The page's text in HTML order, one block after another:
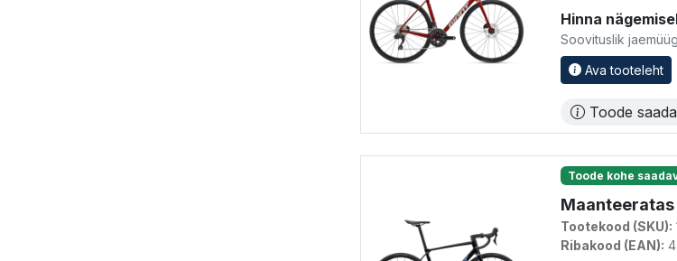
Hinna
Soovituslik
Ava tooteleht
Toode
Toode kohe
Maanteeratas
Tootekood (SKU):
Ribakood (EAN):